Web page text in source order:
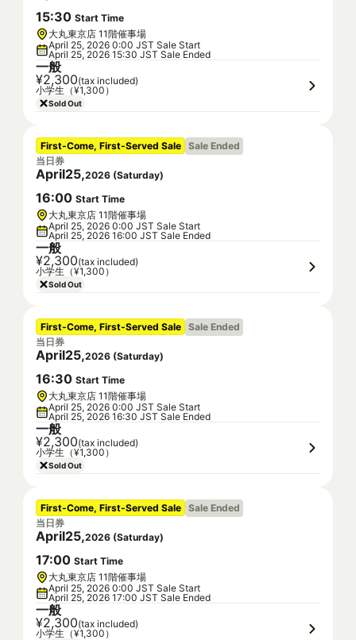
15:30 Start Time
大丸東京店 11階催事場
April 25, 2026 0:00 JST Sale Start
April 25, 2026 15:30 JST Sale Ended
一般
¥2,300(tax included)
小学生（¥1,300）
Sold Out
First-Come, First-Served Sale Sale Ended
当日券
April25,2026 (Saturday)
16:00 Start Time
大丸東京店 11階催事場
April 25, 2026 0:00 JST Sale Start
April 25, 2026 16:00 JST Sale Ended
一般
¥2,300(tax included)
小学生（¥1,300）
Sold Out
First-Come, First-Served Sale Sale Ended
当日券
April25,2026 (Saturday)
16:30 Start Time
大丸東京店 11階催事場
April 25, 2026 0:00 JST Sale Start
April 25, 2026 16:30 JST Sale Ended
一般
¥2,300(tax included)
小学生（¥1,300）
Sold Out
First-Come, First-Served Sale Sale Ended
当日券
April25,2026 (Saturday)
17:00 Start Time
大丸東京店 11階催事場
April 25, 2026 0:00 JST Sale Start
April 25, 2026 17:00 JST Sale Ended
一般
¥2,300(tax included)
小学生（¥1,300）